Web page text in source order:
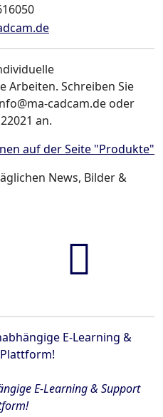
Arbeiten. Schreiben Sie
cadcam.de oder
an.
auf der Seite "Produkte"
News, Bilder &
E-Learning & Support